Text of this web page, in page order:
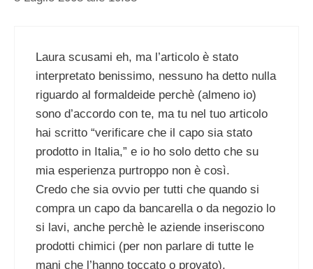
Laura scusami eh, ma l’articolo è stato
interpretato benissimo, nessuno ha detto nulla
riguardo al formaldeide perchè (almeno io)
sono d’accordo con te, ma tu nel tuo articolo
hai scritto “verificare che il capo sia stato
prodotto in Italia,” e io ho solo detto che su
mia esperienza purtroppo non è così.
Credo che sia ovvio per tutti che quando si
compra un capo da bancarella o da negozio lo
si lavi, anche perchè le aziende inseriscono
prodotti chimici (per non parlare di tutte le
mani che l’hanno toccato o provato).